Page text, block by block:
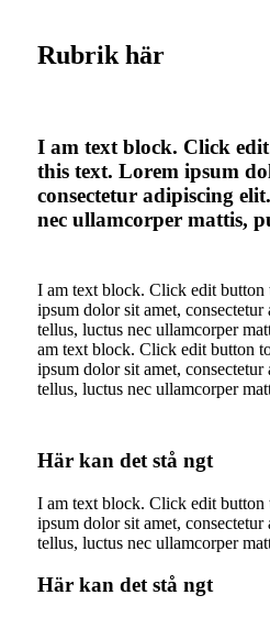
Rubrik här
I am text block. Click
this text. Lorem ipsum
consectetur adipiscing
nec ullamcorper mattis,
I am text block. Click edit button
ipsum dolor sit amet,
tellus, luctus nec ullamcorper
am text block. Click edit button
ipsum dolor sit amet,
tellus, luctus nec ullamcorper
Här kan det stå ngt
I am text block. Click edit button
ipsum dolor sit amet,
tellus, luctus nec ullamcorper
Här kan det stå ngt